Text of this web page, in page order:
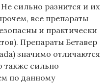
сильно разнится и их
все препараты
и практически
Препараты Бетавер
значимо отличаются
также сильно
по данному